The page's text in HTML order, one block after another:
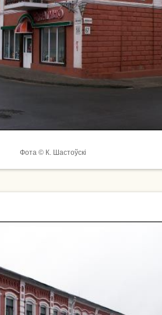
Фота © К. Шастоўскі